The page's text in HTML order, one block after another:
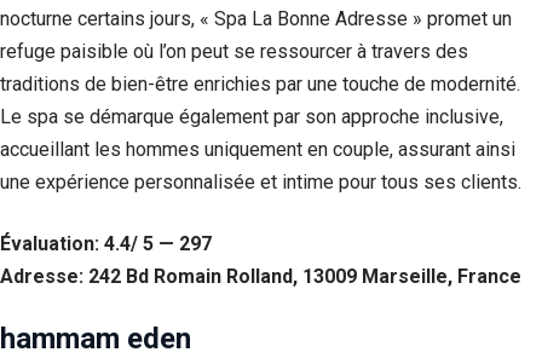
nocturne certains jours, « Spa La Bonne Adresse » promet un
refuge paisible où l’on peut se ressourcer à travers des
traditions de bien-être enrichies par une touche de modernité.
Le spa se démarque également par son approche inclusive,
accueillant les hommes uniquement en couple, assurant ainsi
une expérience personnalisée et intime pour tous ses clients.
Évaluation: 4.4/ 5 — 297
Adresse: 242 Bd Romain Rolland, 13009 Marseille, France
hammam eden